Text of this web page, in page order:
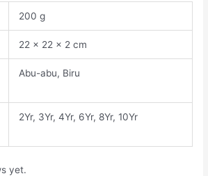
200 g
22 × 22 × 2 cm
Abu-abu, Biru
2Yr, 3Yr, 4Yr, 6Yr, 8Yr, 10Yr
yet.